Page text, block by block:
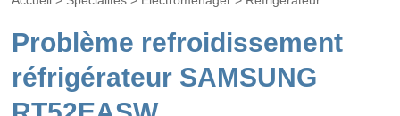
Problème refroidissement
réfrigérateur SAMSUNG